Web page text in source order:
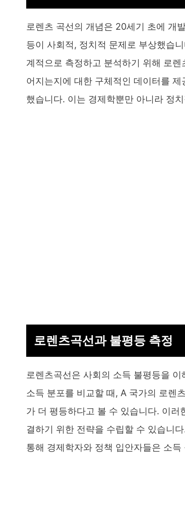
로렌츠 곡선의 개념은 20세기 초에 개
등이 사회적, 정치적 문제로 부상했습
계적으로 측정하고 분석하기 위해 로
어지는지에 대한 구체적인 데이터를
했습니다. 이는 경제학뿐만 아니라 정
로렌츠곡선과 불평등 측정
로렌츠곡선은 사회의 소득 불평등을
소득 분포를 비교할 때, A 국가의 로렌
가 더 평등하다고 볼 수 있습니다. 이
결하기 위한 전략을 수립할 수 있습니
통해 경제학자와 정책 입안자들은 소